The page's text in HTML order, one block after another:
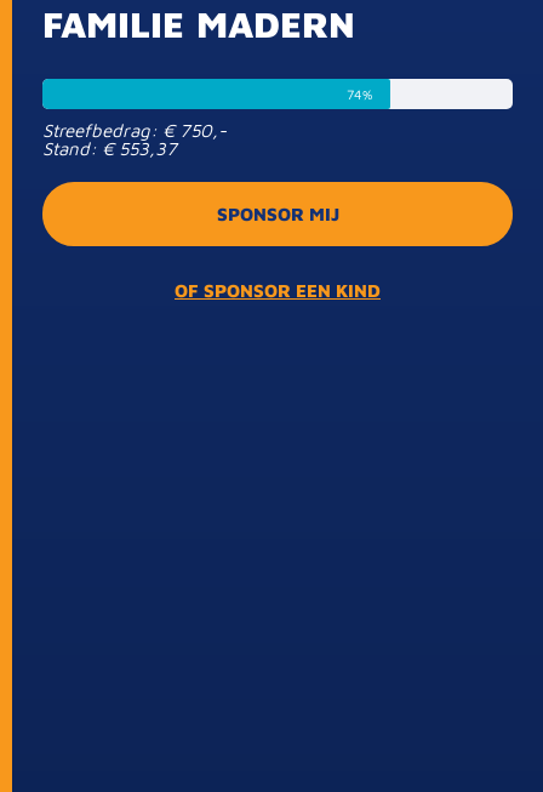
FAMILIE MADERN
74%
Streefbedrag: € 750,-
Stand: € 553,37
SPONSOR MIJ
OF SPONSOR EEN KIND